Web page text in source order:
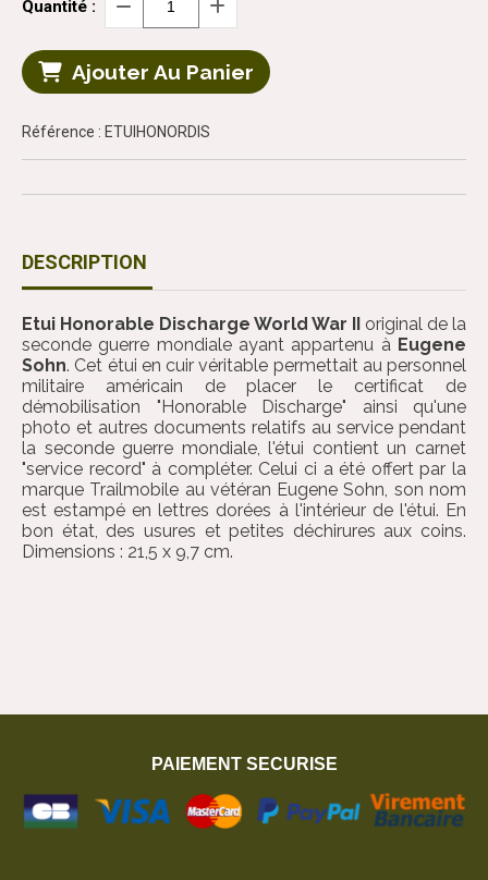
Quantité :
Ajouter Au Panier
Référence : ETUIHONORDIS
DESCRIPTION
Etui Honorable Discharge World War II
original de la
seconde guerre mondiale ayant appartenu à Eugene
Sohn. Cet étui en cuir véritable permettait au personnel
militaire américain de placer le certificat de
démobilisation "Honorable Discharge" ainsi qu'une
photo et autres documents relatifs au service pendant
la seconde guerre mondiale, l'étui contient un carnet
"service record" à compléter. Celui ci a été offert par la
marque Trailmobile au vétéran Eugene Sohn, son nom
est estampé en lettres dorées à l'intérieur de l'étui. En
bon état, des usures et petites déchirures aux coins.
Dimensions : 21,5 x 9,7 cm.
PAIEMENT SECURISE